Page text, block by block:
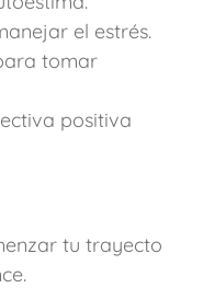
el estrés.
tomar
positiva
tu trayecto